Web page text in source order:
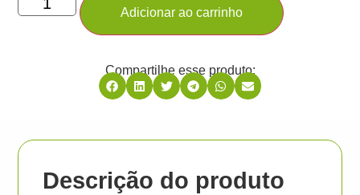
Adicionar ao carrinho
Compartilhe esse produto:
Descrição do produto